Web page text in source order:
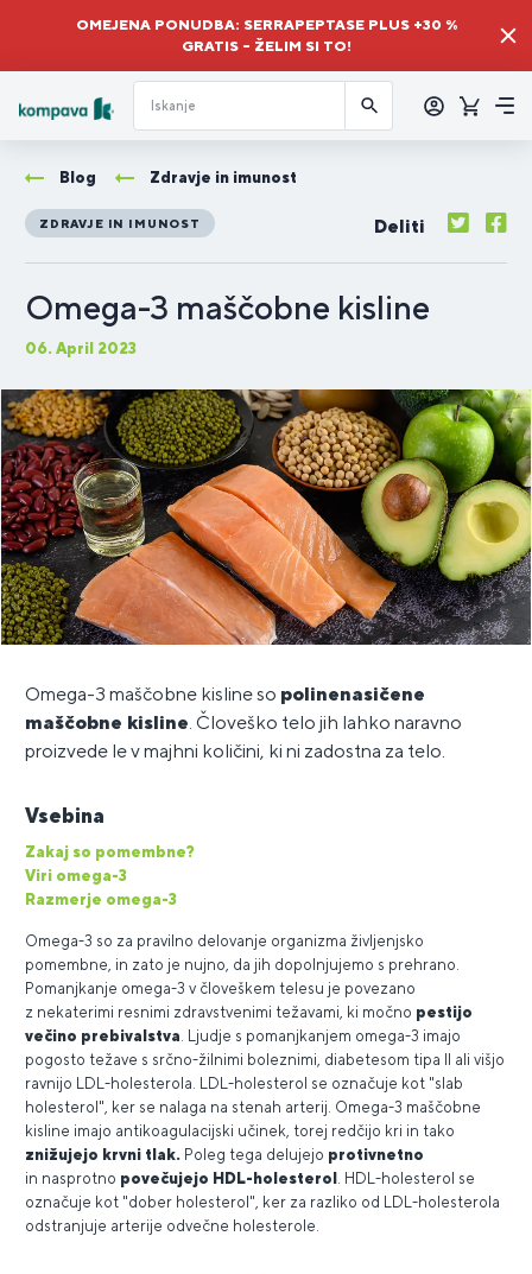
OMEJENA PONUDBA: SERRAPEPTASE PLUS +30 %
GRATIS – ŽELIM SI TO!
Blog Zdravje in imunost
ZDRAVJE IN IMUNOST Deliti
Omega-3 maščobne kisline
06. April 2023
Omega-3 maščobne kisline so polinenasičene
maščobne kisline . Človeško telo jih lahko naravno
proizvede le v majhni količini, ki ni zadostna za telo.
Vsebina
Zakaj so pomembne?
Viri omega-3
Razmerje omega-3
Omega-3 so za pravilno delovanje organizma življenjsko
pomembne, in zato je nujno, da jih dopolnjujemo s prehrano.
Pomanjkanje omega-3 v človeškem telesu je povezano
z nekaterimi resnimi zdravstvenimi težavami, ki močno pestijo
večino prebivalstva . Ljudje s pomanjkanjem omega-3 imajo
pogosto težave s srčno-žilnimi boleznimi, diabetesom tipa II ali višjo
ravnijo LDL-holesterola. LDL-holesterol se označuje kot "slab
holesterol", ker se nalaga na stenah arterij. Omega-3 maščobne
kisline imajo antikoagulacijski učinek, torej redčijo kri in tako
znižujejo krvni tlak. Poleg tega delujejo protivnetno
in nasprotno povečujejo HDL-holesterol . HDL-holesterol se
označuje kot "dober holesterol", ker za razliko od LDL-holesterola
odstranjuje arterije odvečne holesterole.